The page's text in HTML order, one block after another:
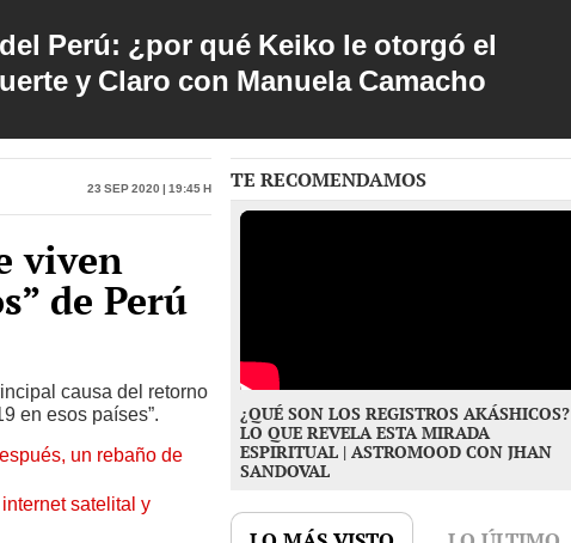
Perú: ¿por qué Keiko le otorgó el
y Claro con Manuela Camacho
23 Sep 2020 | 19:45 h
viven
de Perú
causa del retorno
en esos países”.
un rebaño de
satelital y
TE RECOMENDAMOS
¿QUÉ SON LOS REGISTROS AKÁSHICOS?
LO QUE REVELA ESTA MIRADA
ESPIRITUAL | ASTROMOOD CON JHAN
SANDOVAL